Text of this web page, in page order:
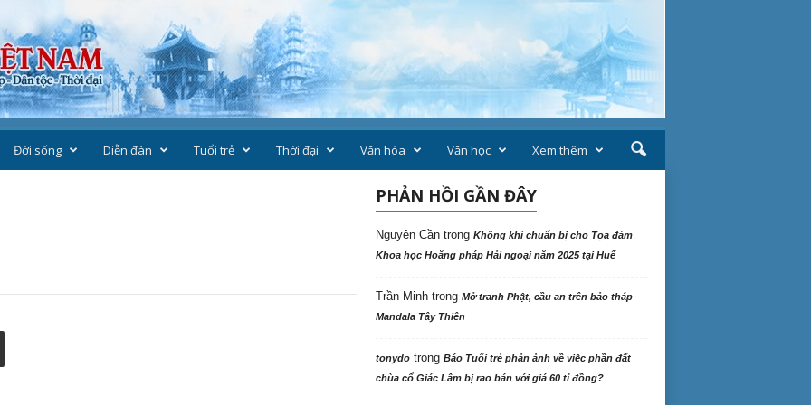
Đời sống Diễn đàn Tuổi trẻ Thời đại Văn hóa Văn học Xem thêm
PHẢN HỒI GẦN ĐÂY
Nguyên Cầntrong Không khí chuẩn bị cho Tọa đàm
Khoa học Hoằng pháp Hải ngoại năm 2025 tại Huế
Trần Minhtrong Mở tranh Phật, cầu an trên bảo tháp
Mandala Tây Thiên
tonydotrong Báo Tuổi trẻ phản ảnh về việc phần đất
chùa cổ Giác Lâm bị rao bán với giá 60 tỉ đồng?